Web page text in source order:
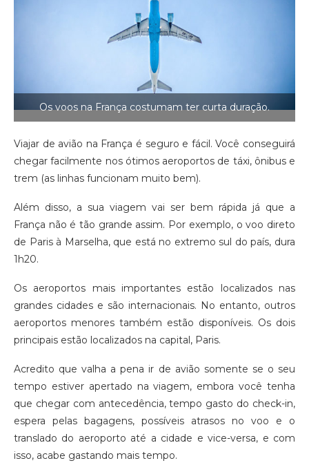
Os voos na França costumam ter curta duração.
Viajar de avião na França é seguro e fácil. Você conseguirá
chegar facilmente nos ótimos aeroportos de táxi, ônibus e
trem (as linhas funcionam muito bem).
Além disso, a sua viagem vai ser bem rápida já que a
França não é tão grande assim. Por exemplo, o voo direto
de Paris à Marselha, que está no extremo sul do país, dura
1h20.
Os aeroportos mais importantes estão localizados nas
grandes cidades e são internacionais. No entanto, outros
aeroportos menores também estão disponíveis. Os dois
principais estão localizados na capital, Paris.
Acredito que valha a pena ir de avião somente se o seu
tempo estiver apertado na viagem, embora você tenha
que chegar com antecedência, tempo gasto do check-in,
espera pelas bagagens, possíveis atrasos no voo e o
translado do aeroporto até a cidade e vice-versa, e com
isso, acabe gastando mais tempo.